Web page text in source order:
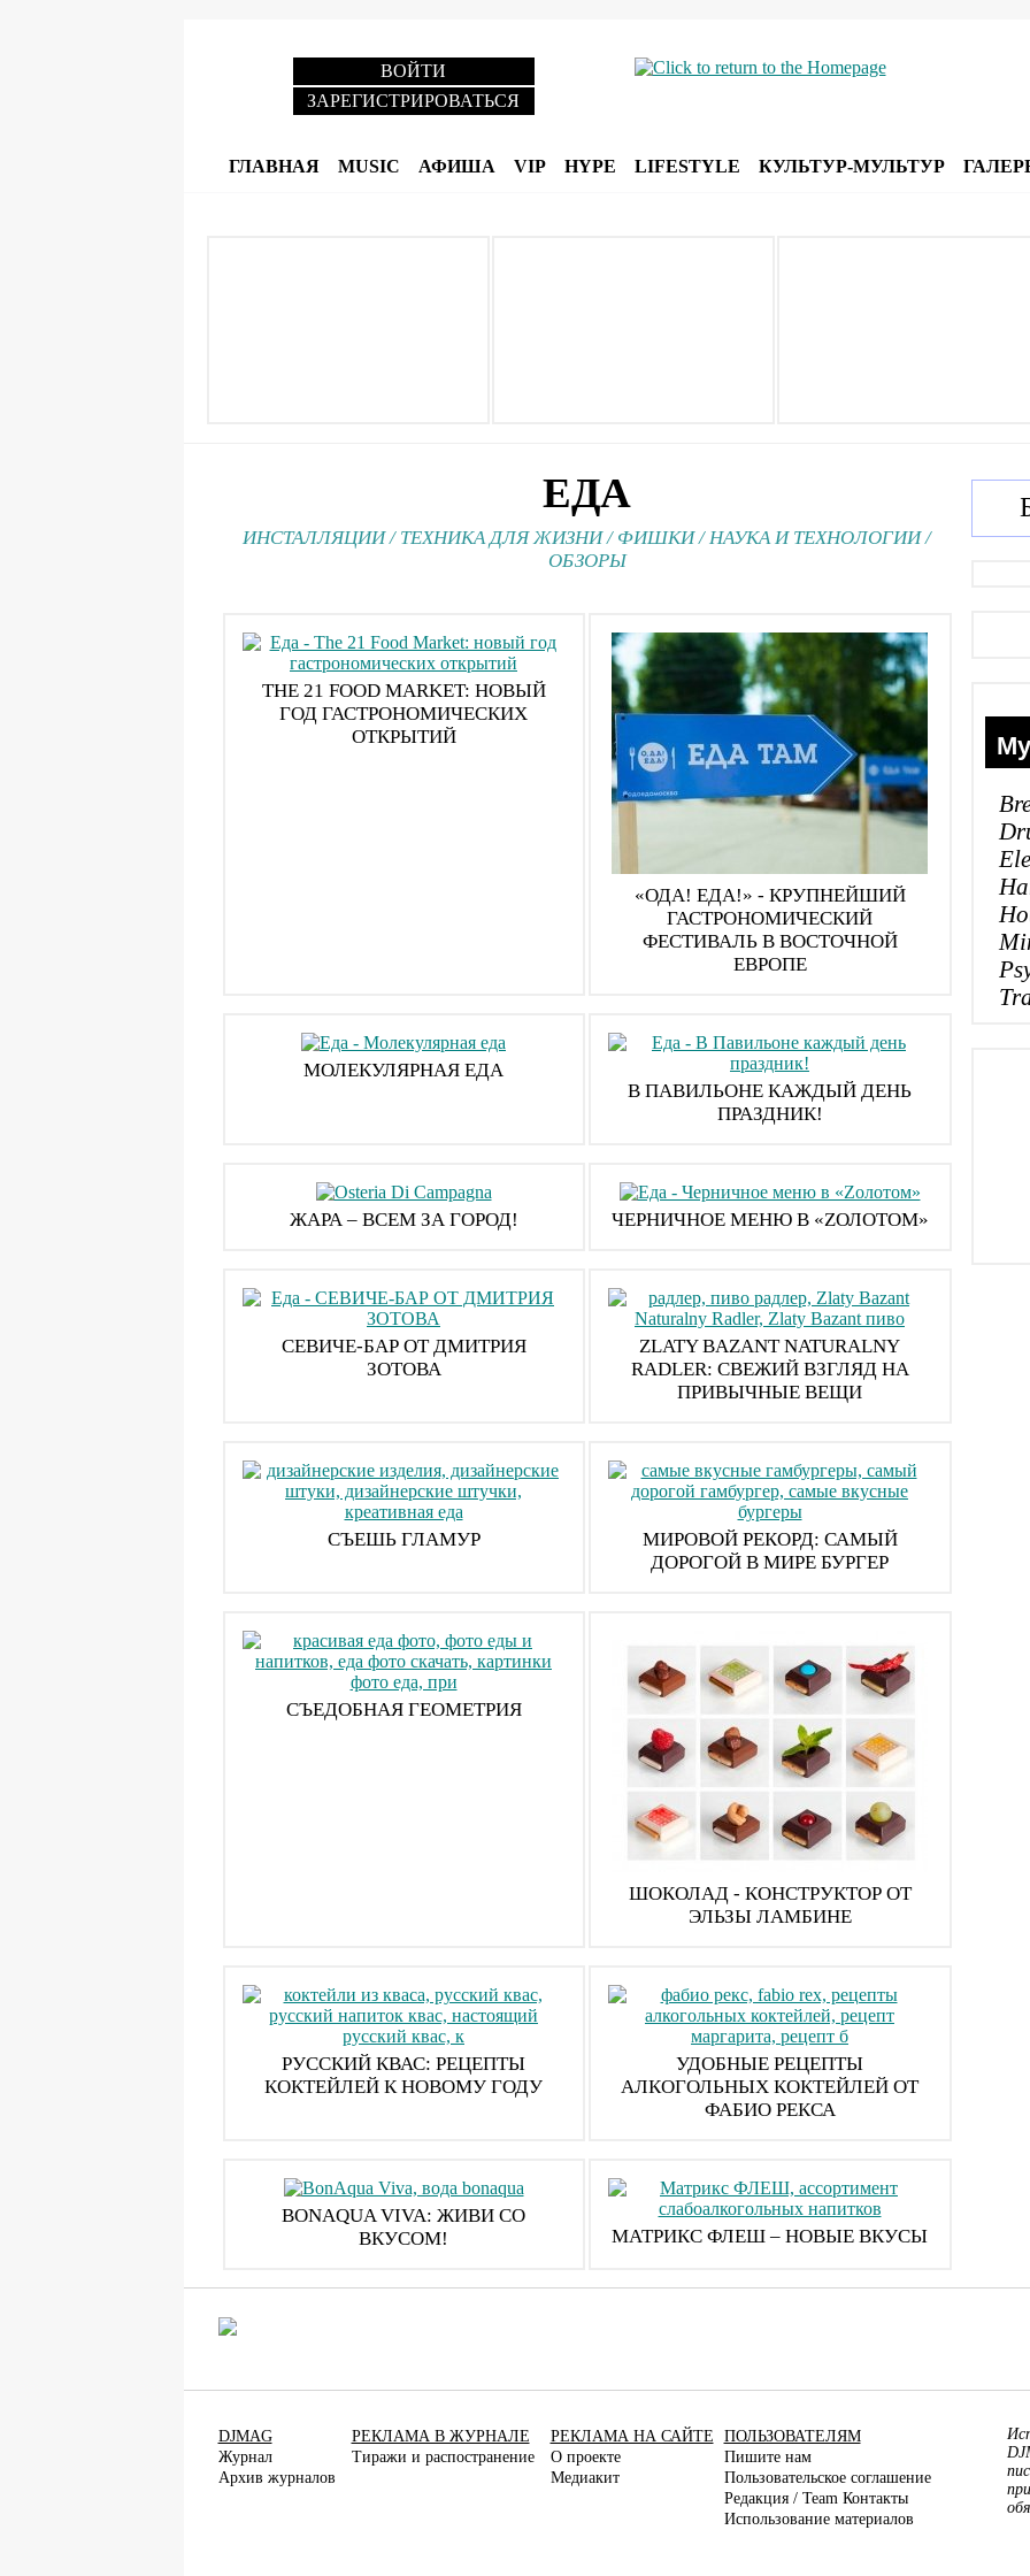
ВОЙТИ
ЗАРЕГИСТРИРОВАТЬСЯ
ГЛАВНАЯ MUSIC АФИША VIP HYPE LIFESTYLE КУЛЬТУР-МУЛЬТУР
ЕДА
ИНСТАЛЛЯЦИИ/ ТЕХНИКА ДЛЯ ЖИЗНИ/ ФИШКИ/НАУКА И ТЕХНОЛОГИИ/
ОБЗОРЫ
THE 21 FOOD MARKET: НОВЫЙ
ГОД ГАСТРОНОМИЧЕСКИХ
ОТКРЫТИЙ
«ОДА! ЕДА!» - КРУПНЕЙШИЙ
ГАСТРОНОМИЧЕСКИЙ
ФЕСТИВАЛЬ В ВОСТОЧНОЙ
ЕВРОПЕ
МОЛЕКУЛЯРНАЯ ЕДА
В ПАВИЛЬОНЕ КАЖДЫЙ ДЕНЬ
ПРАЗДНИК!
ЖАРА – ВСЕМ ЗА ГОРОД! ЧЕРНИЧНОЕ МЕНЮ В «ZОЛОТОМ»
СЕВИЧЕ-БАР ОТ ДМИТРИЯ
ЗОТОВА
ZLATY BAZANT NATURALNY
RADLER: СВЕЖИЙ ВЗГЛЯД НА
ПРИВЫЧНЫЕ ВЕЩИ
СЪЕШЬ ГЛАМУР
МИРОВОЙ РЕКОРД: САМЫЙ
ДОРОГОЙ В МИРЕ БУРГЕР
СЪЕДОБНАЯ ГЕОМЕТРИЯ
ШОКОЛАД - КОНСТРУКТОР ОТ
ЭЛЬЗЫ ЛАМБИНЕ
РУССКИЙ КВАС: РЕЦЕПТЫ
КОКТЕЙЛЕЙ К НОВОМУ ГОДУ
УДОБНЫЕ РЕЦЕПТЫ
АЛКОГОЛЬНЫХ КОКТЕЙЛЕЙ ОТ
ФАБИО РЕКСА
BONAQUA VIVA: ЖИВИ СО
ВКУСОМ!
МАТРИКС ФЛЕШ – НОВЫЕ ВКУСЫ
DJMAG
Журнал
Архив журналов
РЕКЛАМА В ЖУРНАЛЕ
Тиражи и распостранение
РЕКЛАМА НА САЙТЕ
О проекте
Медиакит
ПОЛЬЗОВАТЕЛЯМ
Пишите нам
Пользовательское соглашение
Редакция / Team Контакты
Использование материалов